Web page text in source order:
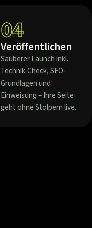
04
Veröffentlichen
Sauberer Launch inkl.
Technik-Check, SEO-
Grundlagen und
Einweisung – Ihre Seite
geht ohne Stolpern live.